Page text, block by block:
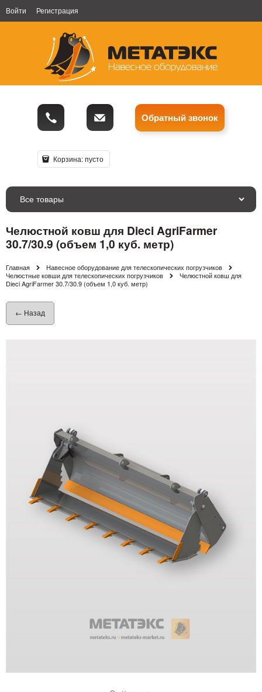
Войти Регистрация
Обратный звонок
Корзина:пусто
Все товары
Челюстной ковш для Dieci AgriFarmer
30.7/30.9 (объем 1,0 куб. метр)
Главная
Навесное оборудование для телескопических погрузчиков
Челюстные ковши для телескопических погрузчиков
Челюстной ковш для
Dieci AgriFarmer 30.7/30.9 (объем 1,0 куб. метр)
← Назад